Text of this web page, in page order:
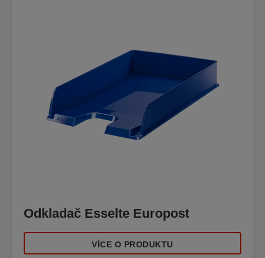
Odkladač Esselte Europost
VÍCE O PRODUKTU